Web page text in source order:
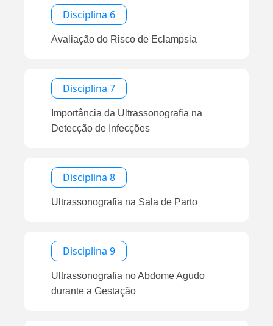
Disciplina 6
Avaliação do Risco de Eclampsia
Disciplina 7
Importância da Ultrassonografia na
Detecção de Infecções
Disciplina 8
Ultrassonografia na Sala de Parto
Disciplina 9
Ultrassonografia no Abdome Agudo
durante a Gestação